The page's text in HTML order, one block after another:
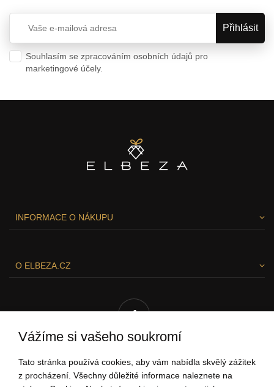
Souhlasím se zpracováním osobních údajů pro
marketingové účely.
INFORMACE O NÁKUPU
O ELBEZA.CZ
RÁDI VÁM POMŮŽEME!
Vážíme si vašeho soukromí
Tato stránka používá cookies, aby vám nabídla skvělý zážitek
z procházení. Všechny důležité informace naleznete na